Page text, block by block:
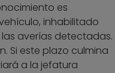
es
inhabilitado
averías detectadas.
Si este plazo culmina
a la jefatura